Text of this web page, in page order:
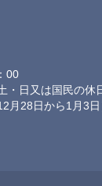
00
・日又は国民の休
月28日から1月3日